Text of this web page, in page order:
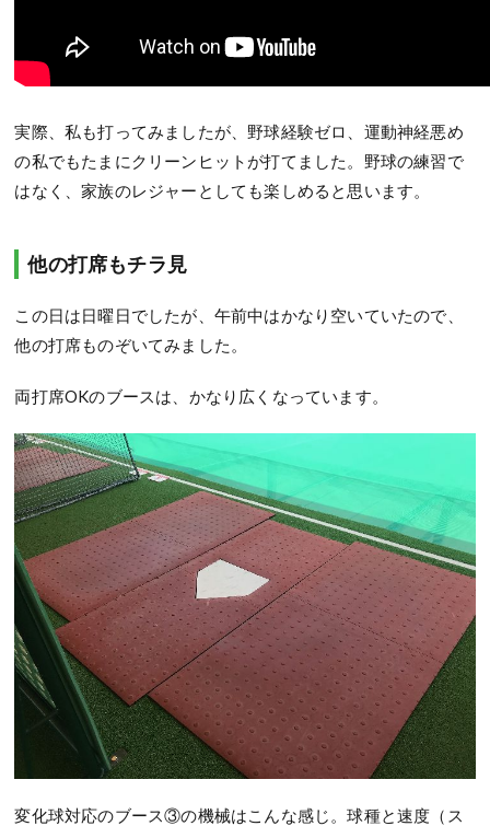
実際、私も打ってみましたが、野球経験ゼロ、運動神経悪め
の私でもたまにクリーンヒットが打てました。野球の練習で
はなく、家族のレジャーとしても楽しめると思います。
他の打席もチラ見
この日は日曜日でしたが、午前中はかなり空いていたので、
他の打席ものぞいてみました。
両打席OKのブースは、かなり広くなっています。
変化球対応のブース③の機械はこんな感じ。球種と速度（ス